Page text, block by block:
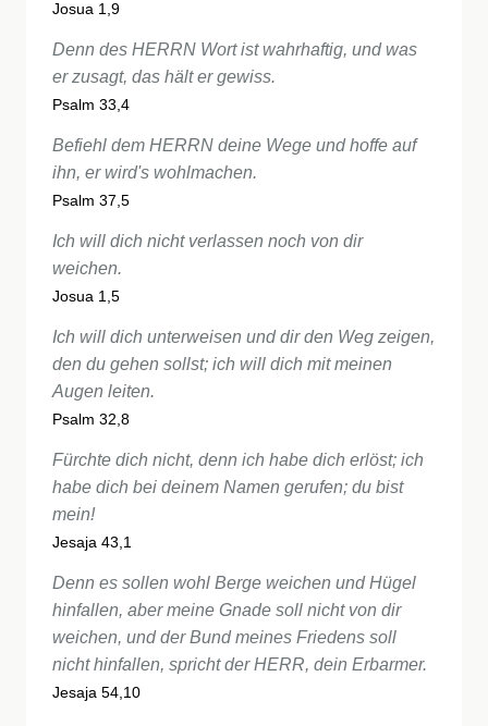
Josua 1,9
Denn des HERRN Wort ist wahrhaftig, und was
er zusagt, das hält er gewiss.
Psalm 33,4
Befiehl dem HERRN deine Wege und hoffe auf
ihn, er wird's wohlmachen.
Psalm 37,5
Ich will dich nicht verlassen noch von dir
weichen.
Josua 1,5
Ich will dich unterweisen und dir den Weg zeigen,
den du gehen sollst; ich will dich mit meinen
Augen leiten.
Psalm 32,8
Fürchte dich nicht, denn ich habe dich erlöst; ich
habe dich bei deinem Namen gerufen; du bist
mein!
Jesaja 43,1
Denn es sollen wohl Berge weichen und Hügel
hinfallen, aber meine Gnade soll nicht von dir
weichen, und der Bund meines Friedens soll
nicht hinfallen, spricht der HERR, dein Erbarmer.
Jesaja 54,10